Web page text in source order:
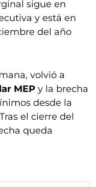
sigue en
y está en
del año
volvió a
MEP y la brecha
desde la
el cierre del
queda